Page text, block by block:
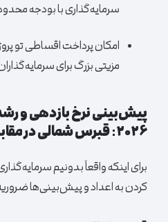
سرمایه‌گذاری با بودجه
امکان پرداخت اقساطی تو
مزیتی بزرگ برای
پیش‌بینی نرخ بازدهی و
۲۰۲۶: قبرس شمالی در مقابل دبی
برای اینکه واقعاً بدونیم
کردن به اعداد و پیش‌بینی‌ها